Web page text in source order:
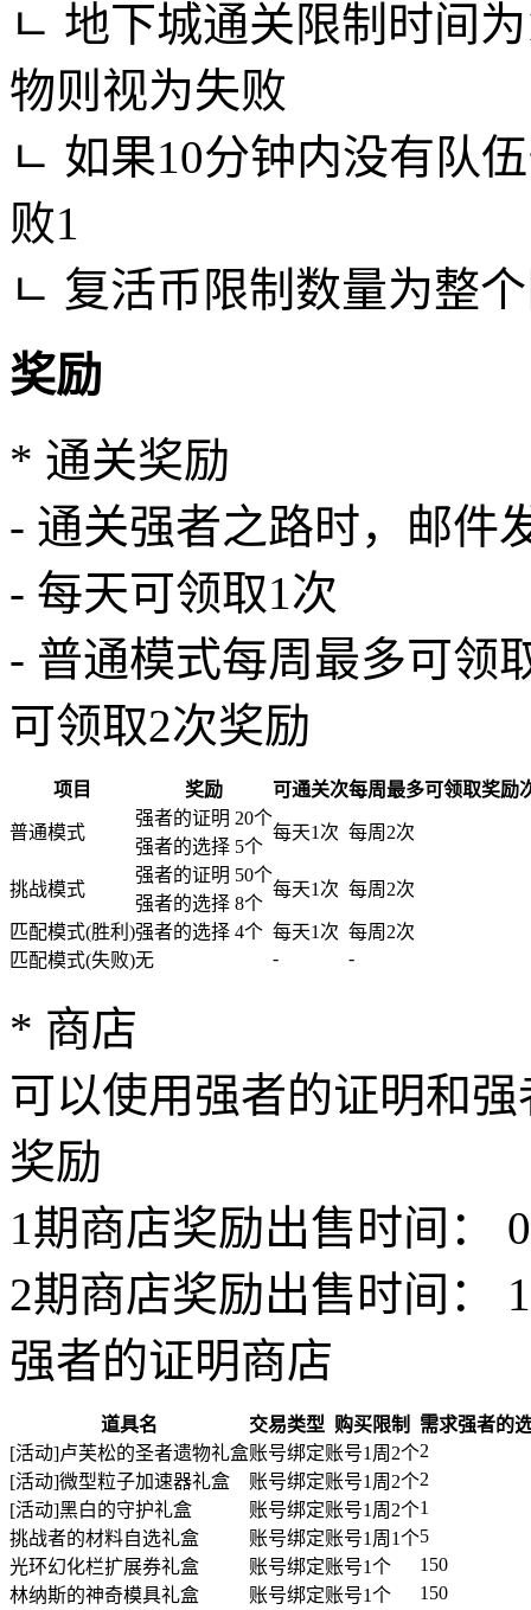
ㄴ 地下城通关限制时间
物则视为失败
ㄴ 如果10分钟内没有队
败1
ㄴ 复活币限制数量为整
奖励
* 通关奖励
- 通关强者之路时，邮件
- 每天可领取1次
- 普通模式每周最多可领
可领取2次奖励
项目 奖励 可通关次每周最多可领取奖励
普通模式
强者的证明 20个
强者的选择 5个
每天1次 每周2次
挑战模式
强者的证明 50个
强者的选择 8个
每天1次 每周2次
匹配模式(胜利)强者的选择 4个 每天1次 每周2次
匹配模式(失败)无 - -
* 商店
可以使用强者的证明和
奖励
1期商店奖励出售时间：
2期商店奖励出售时间：
强者的证明商店
道具名 交易类型 购买限制
需求强者的
[活动]卢芙松的圣者遗物礼盒账号绑定账号1周2个2
[活动]微型粒子加速器礼盒
账号绑定账号1周2个2
[活动]黑白的守护礼盒
账号绑定账号1周2个1
挑战者的材料自选礼盒
账号绑定账号1周1个5
光环幻化栏扩展券礼盒
账号绑定账号1个
150
林纳斯的神奇模具礼盒
账号绑定账号1个
150